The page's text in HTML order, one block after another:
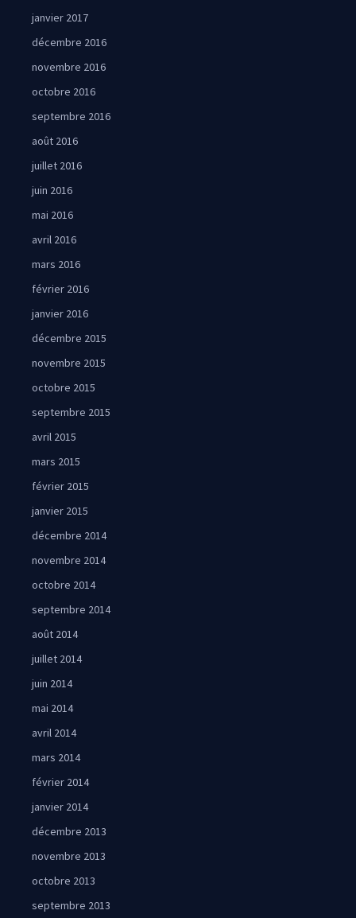
janvier 2017
décembre 2016
novembre 2016
octobre 2016
septembre 2016
août 2016
juillet 2016
juin 2016
mai 2016
avril 2016
mars 2016
février 2016
janvier 2016
décembre 2015
novembre 2015
octobre 2015
septembre 2015
avril 2015
mars 2015
février 2015
janvier 2015
décembre 2014
novembre 2014
octobre 2014
septembre 2014
août 2014
juillet 2014
juin 2014
mai 2014
avril 2014
mars 2014
février 2014
janvier 2014
décembre 2013
novembre 2013
octobre 2013
septembre 2013